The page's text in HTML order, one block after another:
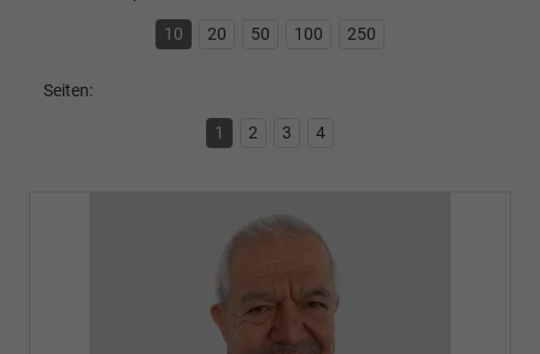
10 20 50 100 250
Seiten:
1 2 3 4